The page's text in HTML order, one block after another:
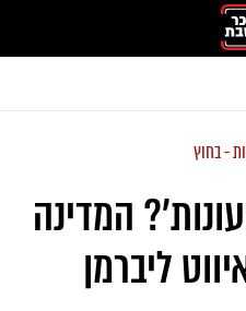
- בחוץ
המדינה
ליברמן